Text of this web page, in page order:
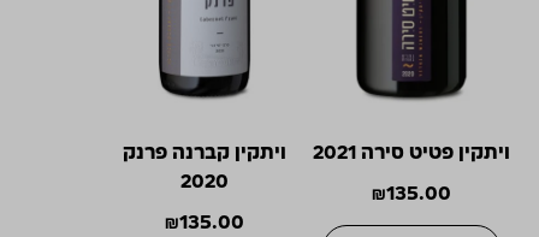
ויתקין פטיט סירה 2021
₪135.00
ויתקין קברנה פרנק
2020
₪135.00